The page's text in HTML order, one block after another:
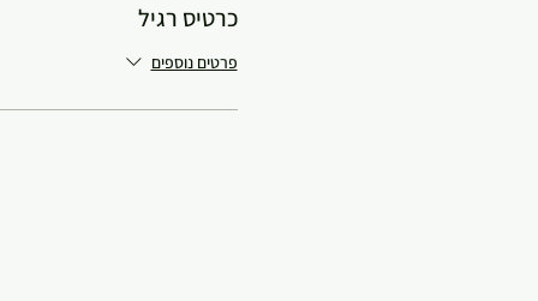
כרטיס רגיל
פרטים נוספים